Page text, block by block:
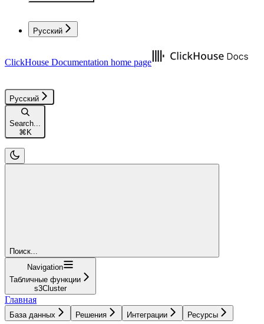
Русский
ClickHouse Documentation home page
Русский
Search...
⌘K
Поиск...
Navigation
Табличные функции
s3Cluster
Главная
База данных Решения Интеграции Ресурсы